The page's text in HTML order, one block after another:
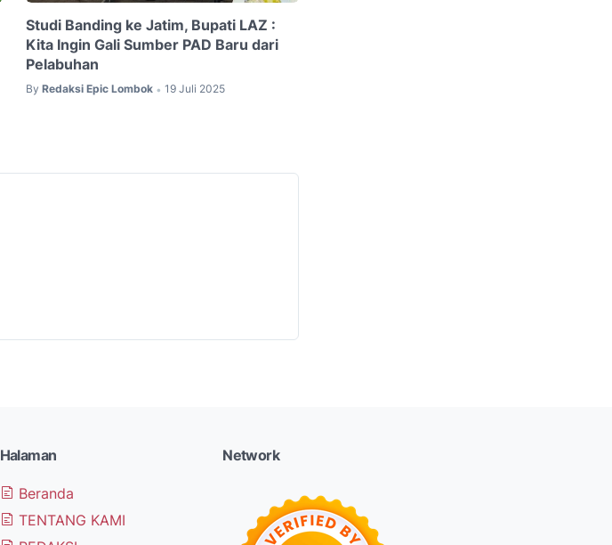
Studi Banding ke Jatim, Bupati LAZ :
Kita Ingin Gali Sumber PAD Baru dari
Pelabuhan
By Redaksi Epic Lombok • 19 Juli 2025
Halaman
Beranda
TENTANG KAMI
Network